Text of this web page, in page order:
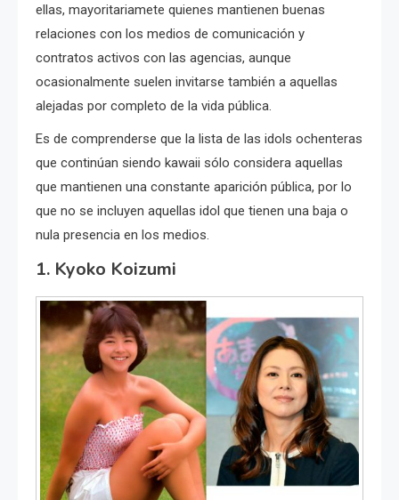
ellas, mayoritariamete quienes mantienen buenas
relaciones con los medios de comunicación y
contratos activos con las agencias, aunque
ocasionalmente suelen invitarse también a aquellas
alejadas por completo de la vida pública.
Es de comprenderse que la lista de las idols ochenteras
que continúan siendo kawaii sólo considera aquellas
que mantienen una constante aparición pública, por lo
que no se incluyen aquellas idol que tienen una baja o
nula presencia en los medios.
1. Kyoko Koizumi